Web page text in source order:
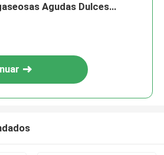
Agudas Dulces